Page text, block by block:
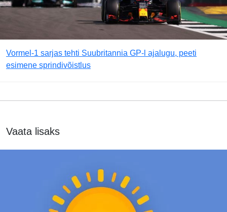
Vormel-1 sarjas tehti Suubritannia GP-l ajalugu, peeti
esimene sprindivõistlus
Vaata lisaks